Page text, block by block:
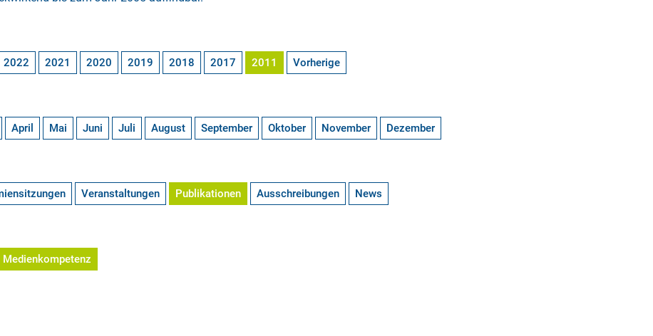
2022 2021 2020 2019 2018 2017 2011 Vorherige
April Mai Juni Juli August September Oktober November Dezember
Veranstaltungen Publikationen Ausschreibungen News
Medienkompetenz